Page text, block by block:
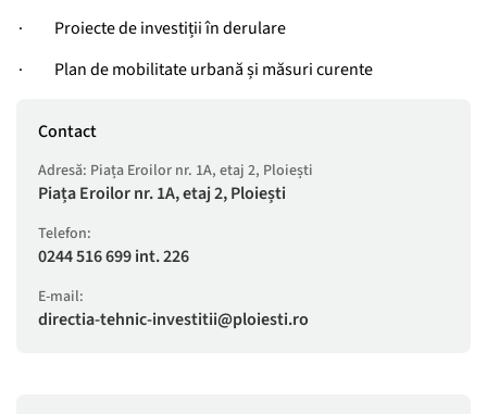
∙ Proiecte de investiții în derulare
∙ Plan de mobilitate urbană și măsuri curente
Contact
Adresă: Piața Eroilor nr. 1A, etaj 2, Ploiești
Piața Eroilor nr. 1A, etaj 2, Ploiești
Telefon:
0244 516 699 int. 226
E-mail:
directia-tehnic-investitii@ploiesti.ro